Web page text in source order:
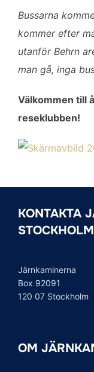
Bussarna
kommer efter
utanför Behrn
man gå, inga
Välkommen till
reseklubben!
KONTAKTA
STOCKHOLM
Järnkaminerna
Box 92091
120 07 Stockholm
OM